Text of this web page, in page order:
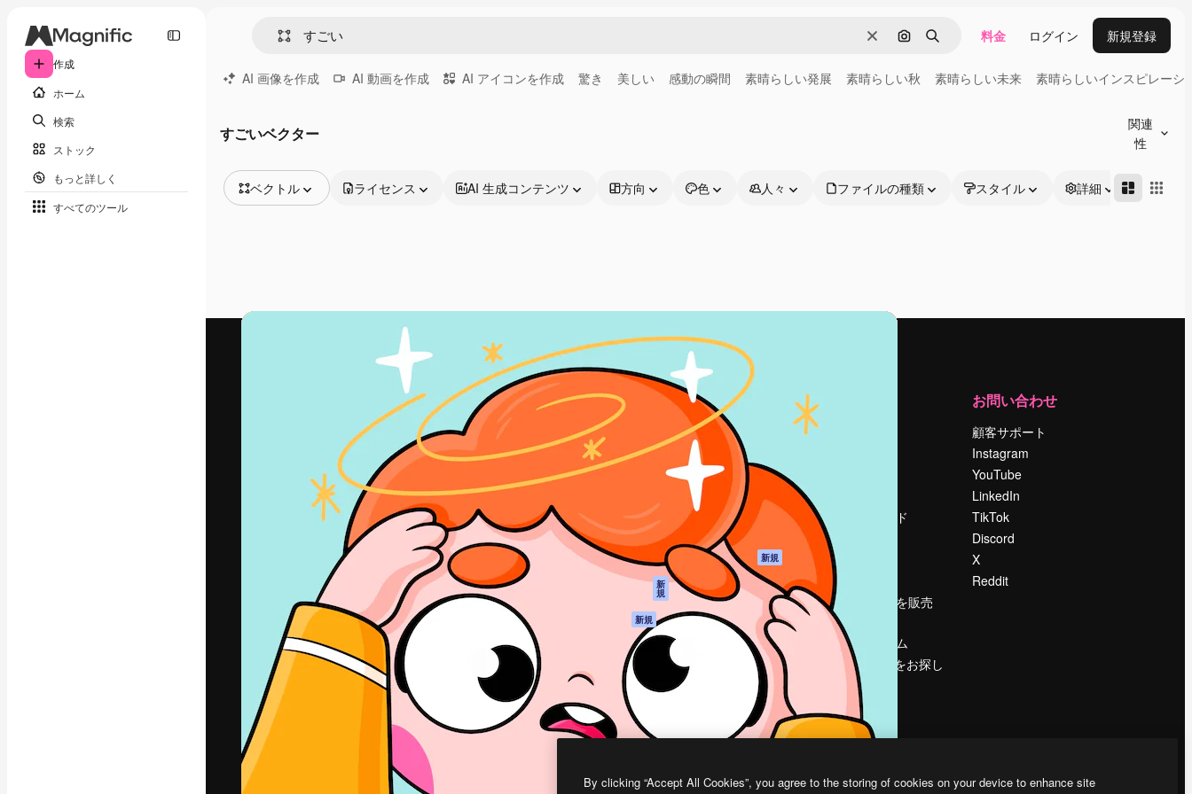
作成
ホーム
検索
ストック
もっと詳しく
すべてのツール
消去 画像で検索
検索 料金 ログイン 新規登録
AI 画像を作成 AI 動画を作成 AI アイコンを作成 驚き 美しい 感動の瞬間 素晴らしい発展 素晴らしい秋 素晴らしい未来 素晴らしいインスピレーシ
すごいベクター
関連
性
ベクトル
動画
ライセンス AI 生成コンテンツ 方向 色 人々 ファイルの種類 スタイル 詳細
最高のクリエイティブ制作を導くためのプラ
ットフォーム。クリエイター、企業、代理
店、スタジオを含む100万人以上が利用して
います。
日本語
製品
Spaces
AI アシスタント
AI 画像生成ツール
AI 音声合成ツール
ストックコンテン
Claude/ChatGPT 新
規
新規
モバイルアプリ
すべてのMagnificツ
ール
はじめに
Academy
ドキュメント
サポート
利用規約
プライバシーポリ
シー
オリジナル
新規
クッキーポリシー
トラストセンター
アフィリエイト
法人向け
検索トレンド
イベント
Slidesgo
コンテンツを販売
する
プレスルーム
magnific.aiをお探し
ですか？
お問い合わせ
顧客サポート
Instagram
YouTube
LinkedIn
TikTok
Discord
X
Reddit
Copyright © 2010- Freepik Company S.L.U.
By clicking “Accept All Cookies”, you agree to the storing of cookies on your device to enhance site